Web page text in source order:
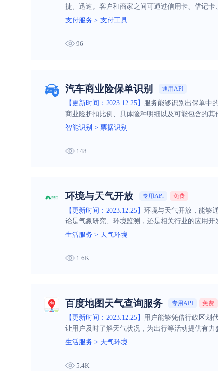
捷、迅速。客户和商家之间可通过信用卡、借记
支付服务 > 支付工具
96
汽车商业险保单识别 通用API
【更新时间：2023.12.25】 服务能够识别出保单中
商业险折扣比例、具体险种明细以及可能包含的其
智能识别 > 票据识别
148
环境与天气开放 专用API 免费
【更新时间：2023.12.25】 环境与天气开放，能够
论是气象研究、环境监测，还是相关行业的应用
生活服务 > 天气环境
1.6K
百度地图天气查询服务 专用API 免费
【更新时间：2023.12.25】 用户能够凭借行政区划
让用户及时了解天气状况，为出行等活动提供有力
生活服务 > 天气环境
5.4K